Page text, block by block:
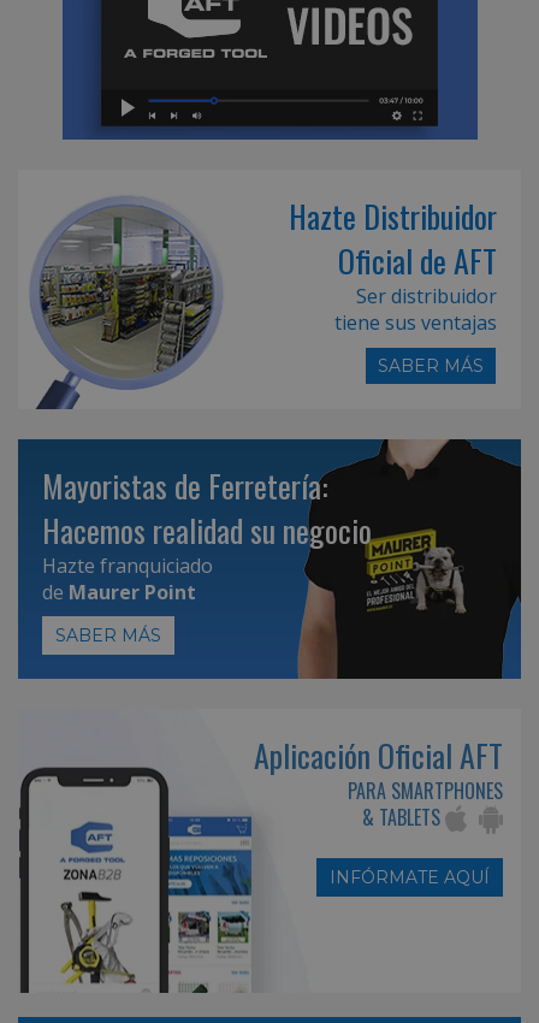
Hazte Distribuidor
Oficial de AFT
Ser distribuidor
tiene sus ventajas
SABER MÁS
Mayoristas de Ferretería:
Hacemos realidad su negocio
Hazte franquiciado
de Maurer Point
SABER MÁS
Aplicación Oficial AFT
PARA SMARTPHONES
& TABLETS
INFÓRMATE AQUÍ